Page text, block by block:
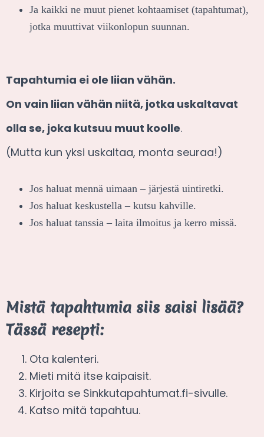
Ja kaikki ne muut pienet kohtaamiset (tapahtumat),
jotka muuttivat viikonlopun suunnan.
Tapahtumia ei ole liian vähän.
On vain liian vähän niitä, jotka uskaltavat
olla se, joka kutsuu muut koolle.
(Mutta kun yksi uskaltaa, monta seuraa!)
Jos haluat mennä uimaan – järjestä uintiretki.
Jos haluat keskustella – kutsu kahville.
Jos haluat tanssia – laita ilmoitus ja kerro missä.
Mistä tapahtumia siis saisi lisää?
Tässä resepti:
Ota kalenteri.
Mieti mitä itse kaipaisit.
Kirjoita se Sinkkutapahtumat.fi-sivulle.
Katso mitä tapahtuu.